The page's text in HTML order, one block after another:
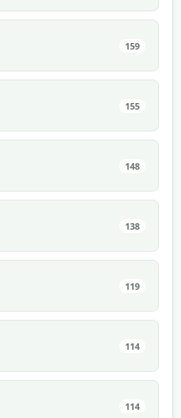
159
155
148
138
119
114
114